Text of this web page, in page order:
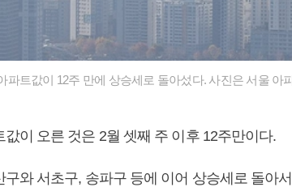
파트값이 12주 만에 상승세로 돌아섰다. 사진은 서울 아
값이 오른 것은 2월 셋째 주 이후 12주만이다.
구와 서초구, 송파구 등에 이어 상승세로 돌아